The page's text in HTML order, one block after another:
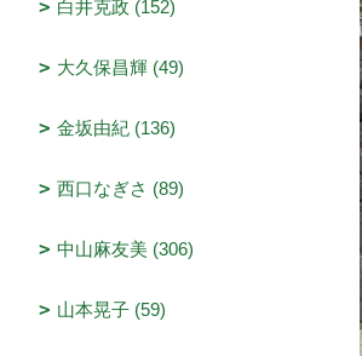
白井克政 (152)
大久保昌輝 (49)
金坂由紀 (136)
西口なぎさ (89)
中山麻友美 (306)
山本晃子 (59)